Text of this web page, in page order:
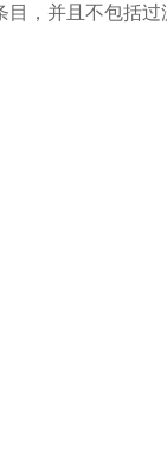
，并且不包括过